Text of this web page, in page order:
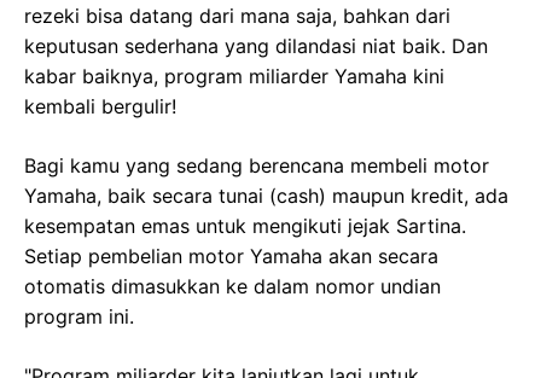
rezeki bisa datang dari mana saja, bahkan dari
keputusan sederhana yang dilandasi niat baik. Dan
kabar baiknya, program miliarder Yamaha kini
kembali bergulir!
Bagi kamu yang sedang berencana membeli motor
Yamaha, baik secara tunai (cash) maupun kredit, ada
kesempatan emas untuk mengikuti jejak Sartina.
Setiap pembelian motor Yamaha akan secara
otomatis dimasukkan ke dalam nomor undian
program ini.